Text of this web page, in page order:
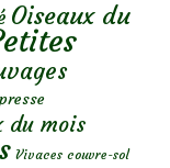
Oiseaux du
du mois
Vivaces couvre-sol